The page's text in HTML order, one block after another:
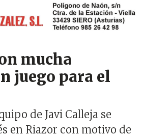
mucha
juego para el
de Javi Calleja se
en Riazor con motivo de